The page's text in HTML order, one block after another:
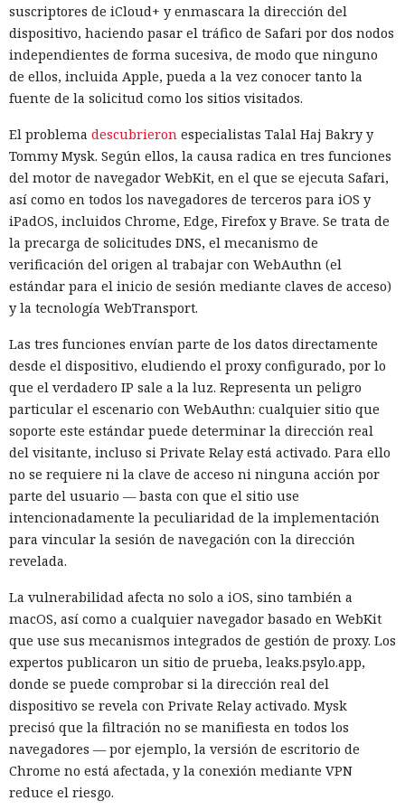
suscriptores de iCloud+ y enmascara la dirección del
dispositivo, haciendo pasar el tráfico de Safari por dos nodos
independientes de forma sucesiva, de modo que ninguno
de ellos, incluida Apple, pueda a la vez conocer tanto la
fuente de la solicitud como los sitios visitados.
El problema descubrieron especialistas Talal Haj Bakry y
Tommy Mysk. Según ellos, la causa radica en tres funciones
del motor de navegador WebKit, en el que se ejecuta Safari,
así como en todos los navegadores de terceros para iOS y
iPadOS, incluidos Chrome, Edge, Firefox y Brave. Se trata de
la precarga de solicitudes DNS, el mecanismo de
verificación del origen al trabajar con WebAuthn (el
estándar para el inicio de sesión mediante claves de acceso)
y la tecnología WebTransport.
Las tres funciones envían parte de los datos directamente
desde el dispositivo, eludiendo el proxy configurado, por lo
que el verdadero IP sale a la luz. Representa un peligro
particular el escenario con WebAuthn: cualquier sitio que
soporte este estándar puede determinar la dirección real
del visitante, incluso si Private Relay está activado. Para ello
no se requiere ni la clave de acceso ni ninguna acción por
parte del usuario — basta con que el sitio use
intencionadamente la peculiaridad de la implementación
para vincular la sesión de navegación con la dirección
revelada.
La vulnerabilidad afecta no solo a iOS, sino también a
macOS, así como a cualquier navegador basado en WebKit
que use sus mecanismos integrados de gestión de proxy. Los
expertos publicaron un sitio de prueba, leaks.psylo.app,
donde se puede comprobar si la dirección real del
dispositivo se revela con Private Relay activado. Mysk
precisó que la filtración no se manifiesta en todos los
navegadores — por ejemplo, la versión de escritorio de
Chrome no está afectada, y la conexión mediante VPN
reduce el riesgo.
Tu monedero cripto fue
hackeado en tu portátil de casa.
Culpa de la antigua librería
CryptoJS.
18:32 / 06.08.2026
Durante doce años los desarrolladores mantuvieron la
puerta entreabierta. Nadie se dio cuenta.
Durante doce años, una función que debía generar
aleatoriedad proporcionó a las carteras números previsibles
—y ahora se sabe cuánto perdieron los usuarios por ello. La
encontró
CryptoJS.lib.WordArray.random() producía baja entropía al